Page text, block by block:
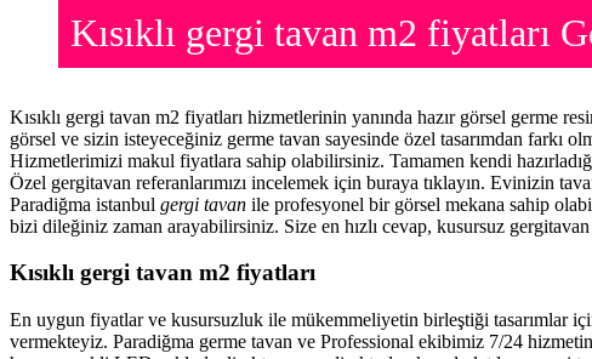
Kısıklı gergi tavan m2 fiyatları
Kısıklı gergi tavan m2 fiyatları hizmetlerinin yanında hazır görsel germe
görsel ve sizin isteyeceğiniz germe tavan sayesinde özel tasarımdan farkı
Hizmetlerimizi makul fiyatlara sahip olabilirsiniz. Tamamen kendi
Özel gergitavan referanlarımızı incelemek için buraya tıklayın. Evinizin
Paradiğma istanbul gergi tavan ile profesyonel bir görsel mekana sahip
bizi dileğiniz zaman arayabilirsiniz. Size en hızlı cevap, kusursuz
Kısıklı gergi tavan m2 fiyatları
En uygun fiyatlar ve kusursuzluk ile mükemmeliyetin birleştiği tasarımlar
vermekteyiz. Paradiğma germe tavan ve Professional ekibimiz 7/24